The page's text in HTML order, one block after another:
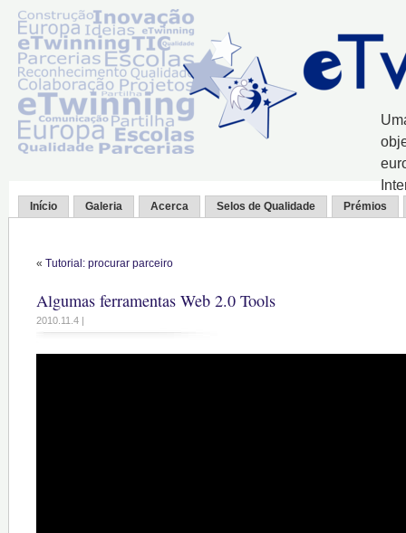
Início Galeria Acerca Selos de Qualidade Prémios
« Tutorial: procurar parceiro
Algumas ferramentas Web 2.0 Tools
2010.11.4 |